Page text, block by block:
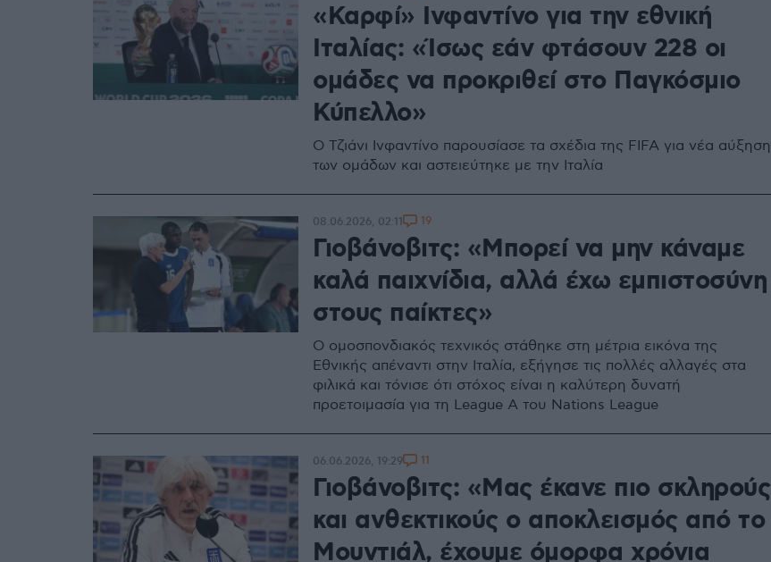
«Καρφί» Ινφαντίνο για την εθνική
Ιταλίας: «Ίσως εάν φτάσουν 228 οι
ομάδες να προκριθεί στο Παγκόσμιο
Κύπελλο»
Ο Τζιάνι Ινφαντίνο παρουσίασε τα σχέδια της FIFA για νέα αύξηση
των ομάδων και αστειεύτηκε με την Ιταλία
Γιοβάνοβιτς: «Μπορεί να μην κάναμε
καλά παιχνίδια, αλλά έχω εμπιστοσύνη
στους παίκτες»
Ο ομοσπονδιακός τεχνικός στάθηκε στη μέτρια εικόνα της
Εθνικής απέναντι στην Ιταλία, εξήγησε τις πολλές αλλαγές στα
φιλικά και τόνισε ότι στόχος είναι η καλύτερη δυνατή
προετοιμασία για τη League A του Nations League
08.06.2026, 02:11 19
Γιοβάνοβιτς: «Μας έκανε πιο σκληρούς
και ανθεκτικούς ο αποκλεισμός από το
Μουντιάλ, έχουμε όμορφα χρόνια
06.06.2026, 19:29 11